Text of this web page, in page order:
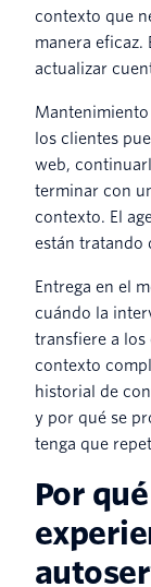
contexto que
manera eficaz.
actualizar
Mantenimiento
los clientes
web,
terminar con
contexto. El
están tratando
Entrega en el
cuándo la
transfiere a
contexto
historial de
y por qué se
tenga que
Por